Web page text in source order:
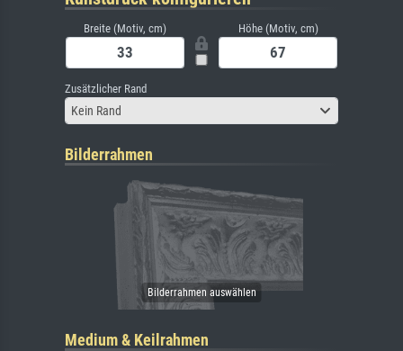
Breite (Motiv, cm) Höhe (Motiv, cm)
Zusätzlicher Rand
Kein Rand
Bilderrahmen
Medium & Keilrahmen